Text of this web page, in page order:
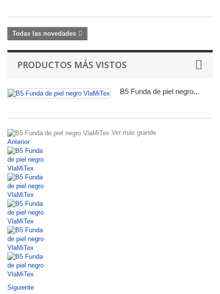
Todas las novedades
PRODUCTOS MÁS VISTOS
B5 Funda de piel negro...
Ver más grande
Anterior
Siguiente